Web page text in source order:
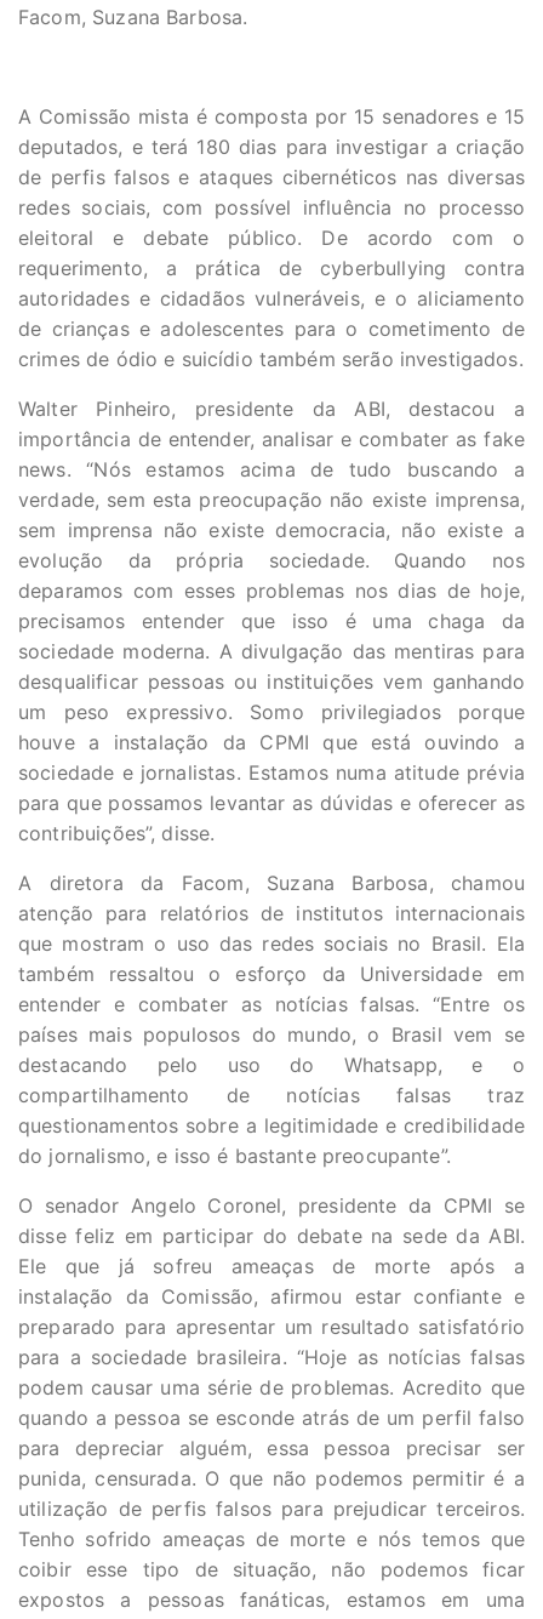
Facom, Suzana Barbosa.
A Comissão mista é composta por 15 senadores e 15
deputados, e terá 180 dias para investigar a criação
de perfis falsos e ataques cibernéticos nas diversas
redes sociais, com possível influência no processo
eleitoral e debate público. De acordo com o
requerimento, a prática de cyberbullying contra
autoridades e cidadãos vulneráveis, e o aliciamento
de crianças e adolescentes para o cometimento de
crimes de ódio e suicídio também serão investigados.
Walter Pinheiro, presidente da ABI, destacou a
importância de entender, analisar e combater as fake
news. “Nós estamos acima de tudo buscando a
verdade, sem esta preocupação não existe imprensa,
sem imprensa não existe democracia, não existe a
evolução da própria sociedade. Quando nos
deparamos com esses problemas nos dias de hoje,
precisamos entender que isso é uma chaga da
sociedade moderna. A divulgação das mentiras para
desqualificar pessoas ou instituições vem ganhando
um peso expressivo. Somo privilegiados porque
houve a instalação da CPMI que está ouvindo a
sociedade e jornalistas. Estamos numa atitude prévia
para que possamos levantar as dúvidas e oferecer as
contribuições”, disse.
A diretora da Facom, Suzana Barbosa, chamou
atenção para relatórios de institutos internacionais
que mostram o uso das redes sociais no Brasil. Ela
também ressaltou o esforço da Universidade em
entender e combater as notícias falsas. “Entre os
países mais populosos do mundo, o Brasil vem se
destacando pelo uso do Whatsapp, e o
compartilhamento de notícias falsas traz
questionamentos sobre a legitimidade e credibilidade
do jornalismo, e isso é bastante preocupante”.
O senador Angelo Coronel, presidente da CPMI se
disse feliz em participar do debate na sede da ABI.
Ele que já sofreu ameaças de morte após a
instalação da Comissão, afirmou estar confiante e
preparado para apresentar um resultado satisfatório
para a sociedade brasileira. “Hoje as notícias falsas
podem causar uma série de problemas. Acredito que
quando a pessoa se esconde atrás de um perfil falso
para depreciar alguém, essa pessoa precisar ser
punida, censurada. O que não podemos permitir é a
utilização de perfis falsos para prejudicar terceiros.
Tenho sofrido ameaças de morte e nós temos que
coibir esse tipo de situação, não podemos ficar
expostos a pessoas fanáticas, estamos em uma